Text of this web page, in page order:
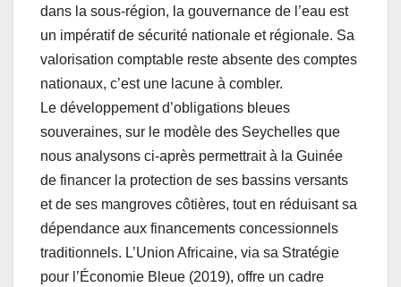
dans la sous-région, la gouvernance de l’eau est
un impératif de sécurité nationale et régionale. Sa
valorisation comptable reste absente des comptes
nationaux, c’est une lacune à combler.
Le développement d’obligations bleues
souveraines, sur le modèle des Seychelles que
nous analysons ci-après permettrait à la Guinée
de financer la protection de ses bassins versants
et de ses mangroves côtières, tout en réduisant sa
dépendance aux financements concessionnels
traditionnels. L’Union Africaine, via sa Stratégie
pour l’Économie Bleue (2019), offre un cadre